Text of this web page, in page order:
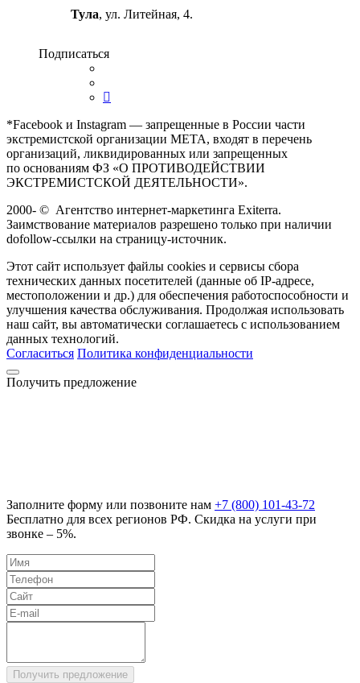
Тула, ул. Литейная, 4.
Подписаться
*Facebook и Instagram — запрещенные в России части
экстремистской организации META, входят в перечень
организаций, ликвидированных или запрещенных
по основаниям ФЗ «О ПРОТИВОДЕЙСТВИИ
ЭКСТРЕМИСТСКОЙ ДЕЯТЕЛЬНОСТИ».
2000- © Агентство интернет-маркетинга Exiterra.
Заимствование материалов разрешено только при наличии
dofollow-ссылки на страницу-источник.
Этот сайт использует файлы cookies и сервисы сбора
технических данных посетителей (данные об IP-адресе,
местоположении и др.) для обеспечения работоспособности и
улучшения качества обслуживания. Продолжая использовать
наш сайт, вы автоматически соглашаетесь с использованием
данных технологий.
Согласиться Политика конфиденциальности
Получить предложение
Заполните форму или позвоните нам +7 (800) 101-43-72
Бесплатно для всех регионов РФ. Скидка на услуги при
звонке – 5%.